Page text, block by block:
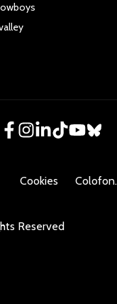
Cookies Colofon.
Reserved